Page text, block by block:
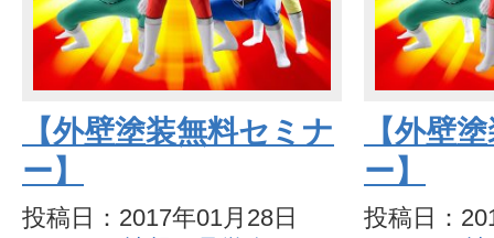
【外壁塗装無料セミナ
ー】
投稿日：2017年01月28日
【外壁
ー】
投稿日：